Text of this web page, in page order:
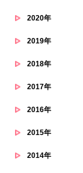
2020年
2019年
2018年
2017年
2016年
2015年
2014年